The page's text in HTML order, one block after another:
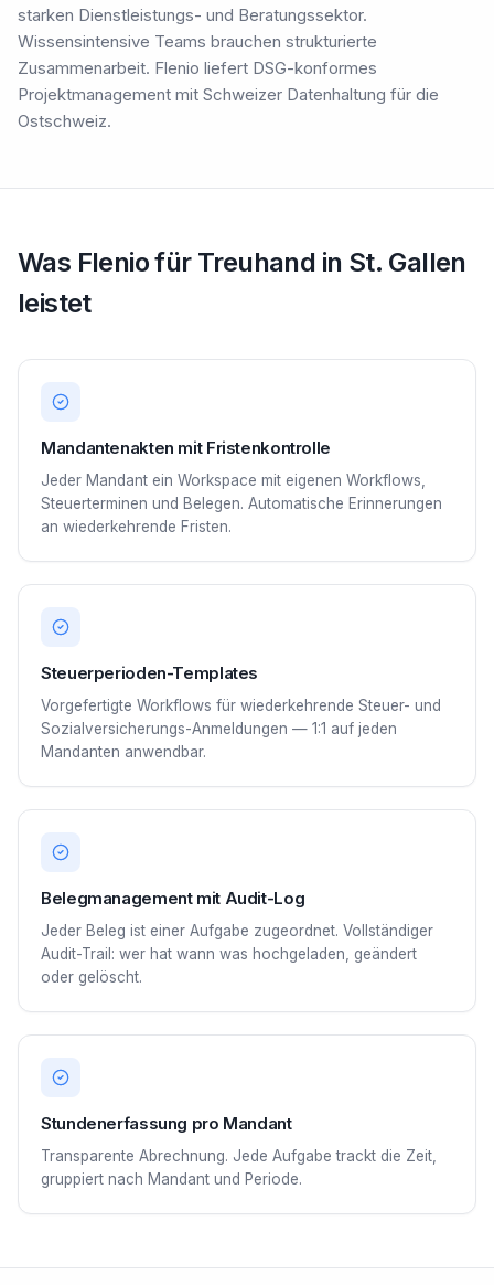
starken Dienstleistungs- und Beratungssektor.
Wissensintensive Teams brauchen strukturierte
Zusammenarbeit. Flenio liefert DSG-konformes
Projektmanagement mit Schweizer Datenhaltung für die
Ostschweiz.
Was Flenio für Treuhand in St. Gallen
leistet
Mandantenakten mit Fristenkontrolle
Jeder Mandant ein Workspace mit eigenen Workflows,
Steuerterminen und Belegen. Automatische Erinnerungen
an wiederkehrende Fristen.
Steuerperioden-Templates
Vorgefertigte Workflows für wiederkehrende Steuer- und
Sozialversicherungs-Anmeldungen — 1:1 auf jeden
Mandanten anwendbar.
Belegmanagement mit Audit-Log
Jeder Beleg ist einer Aufgabe zugeordnet. Vollständiger
Audit-Trail: wer hat wann was hochgeladen, geändert
oder gelöscht.
Stundenerfassung pro Mandant
Transparente Abrechnung. Jede Aufgabe trackt die Zeit,
gruppiert nach Mandant und Periode.